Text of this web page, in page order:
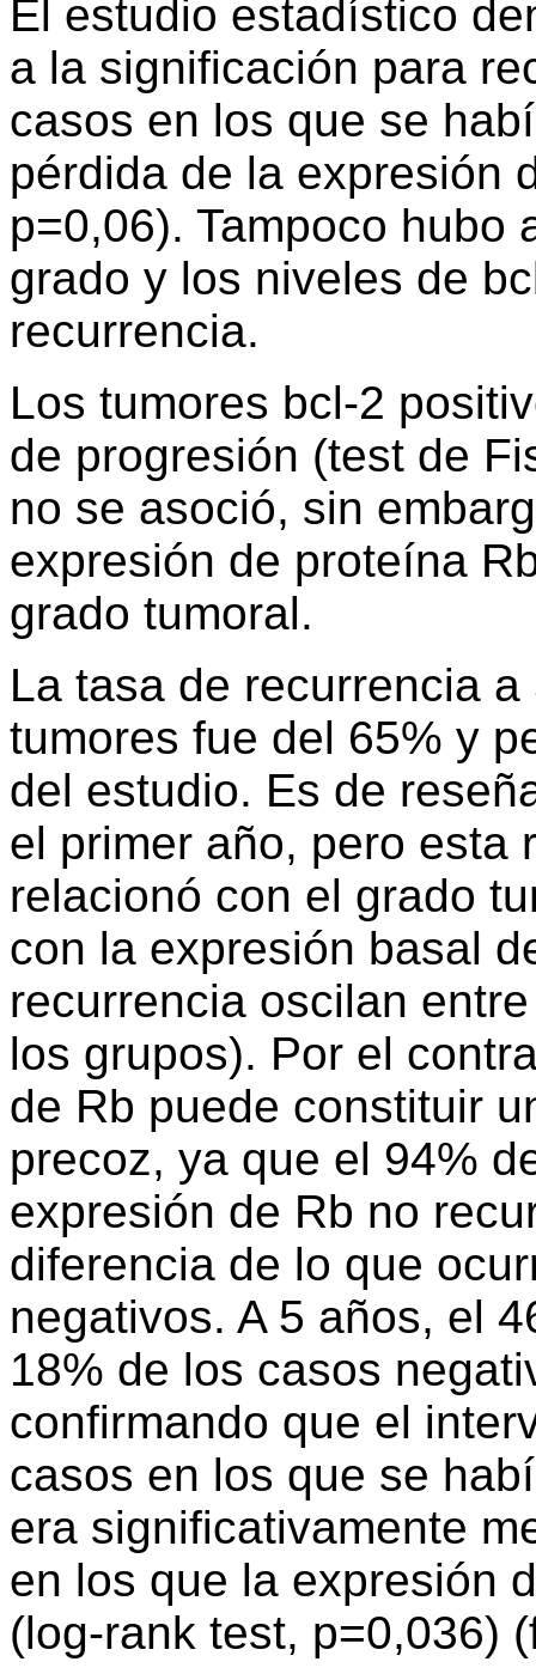
El estudio estadístico
a la significación para
casos en los que se
pérdida de la expresión
p=0,06). Tampoco hubo
grado y los niveles de
recurrencia.
Los tumores bcl-2
de progresión (test de
no se asoció, sin
expresión de proteína
grado tumoral.
La tasa de recurrencia
tumores fue del 65% y
del estudio. Es de
el primer año, pero esta
relacionó con el grado
con la expresión basal
recurrencia oscilan
los grupos). Por el
de Rb puede constituir
precoz, ya que el 94%
expresión de Rb no
diferencia de lo que
negativos. A 5 años, el
18% de los casos
confirmando que el
casos en los que se
era significativamente
en los que la expresión
(log-rank test, p=0,036)